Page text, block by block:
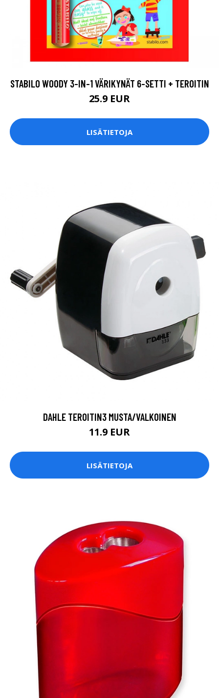
STABILO WOODY 3-IN-1 VÄRIKYNÄT 6-SETTI + TEROITIN
25.9 EUR
LISÄTIETOJA
DAHLE TEROITIN3 MUSTA/VALKOINEN
11.9 EUR
LISÄTIETOJA